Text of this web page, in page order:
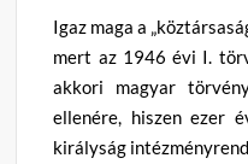
Igaz maga a
mert az 1946 évi I.
akkori magyar
ellenére, hiszen ezer
királyság